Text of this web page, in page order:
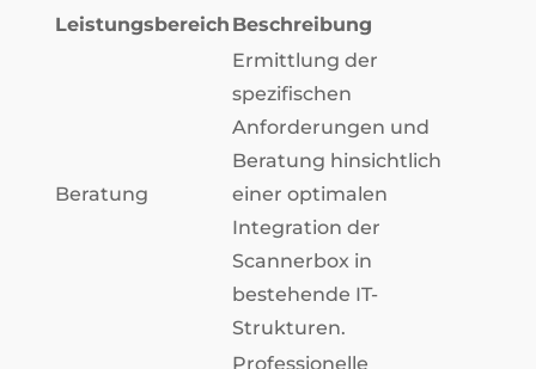
Leistungsbereich Beschreibung
Beratung
Ermittlung der
spezifischen
Anforderungen und
Beratung hinsichtlich
einer optimalen
Integration der
Scannerbox in
bestehende IT-
Strukturen.
Professionelle